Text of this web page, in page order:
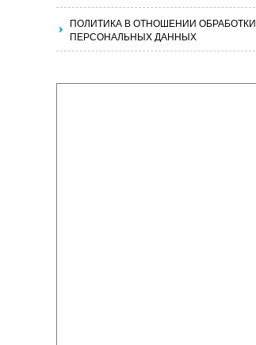
ПОЛИТИКА В ОТНОШЕНИИ ОБРАБОТКИ
ПЕРСОНАЛЬНЫХ ДАННЫХ